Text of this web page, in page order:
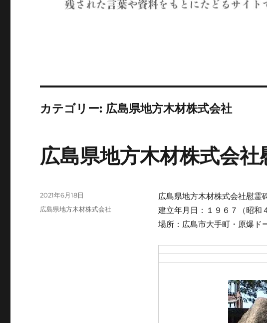
カテゴリー: 広島県地方木材株式会社
広島県地方木材株式会社
広島県地方木材株式会社慰霊
建立年月日：１９６７（昭和
場所：広島市大手町・原爆ド
投
稿
2021年6月18日
カ
広島県地方木材株式会社